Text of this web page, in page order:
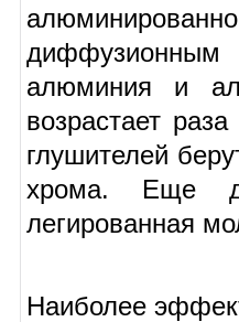
диффузионным
алюминия и
возрастает
глушителей
хрома. Еще
легированная
Наиболее